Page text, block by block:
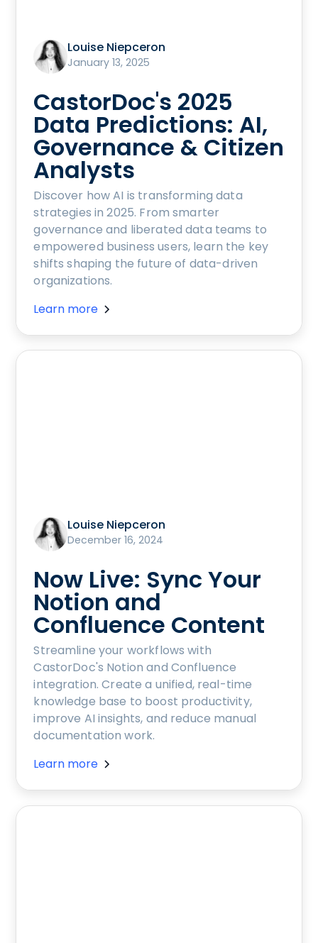
Louise Niepceron
January 13, 2025
CastorDoc's 2025
Data Predictions: AI,
Governance & Citizen
Analysts
Discover how AI is transforming data
strategies in 2025. From smarter
governance and liberated data teams to
empowered business users, learn the key
shifts shaping the future of data-driven
organizations.
Learn more
Louise Niepceron
December 16, 2024
Now Live: Sync Your
Notion and
Confluence Content
Streamline your workflows with
CastorDoc's Notion and Confluence
integration. Create a unified, real-time
knowledge base to boost productivity,
improve AI insights, and reduce manual
documentation work.
Learn more